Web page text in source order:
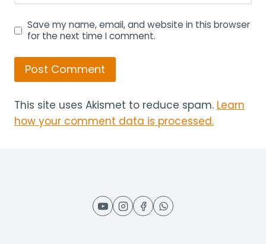
Save my name, email, and website in this browser
for the next time I comment.
This site uses Akismet to reduce spam. Learn
how your comment data is processed.